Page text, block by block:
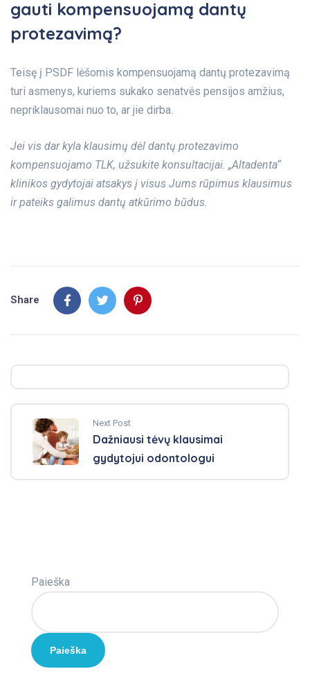
gauti kompensuojamą dantų
protezavimą?
Teisę į PSDF lėšomis kompensuojamą dantų protezavimą
turi asmenys, kuriems sukako senatvės pensijos amžius,
nepriklausomai nuo to, ar jie dirba.
Jei vis dar kyla klausimų dėl dantų protezavimo
kompensuojamo TLK, užsukite konsultacijai. „Altadenta“
klinikos gydytojai atsakys į visus Jums rūpimus klausimus
ir pateiks galimus dantų atkūrimo būdus.
Share
Next Post
Dažniausi tėvų klausimai
gydytojui odontologui
Paieška
Paieška